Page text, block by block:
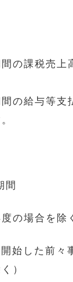
の課税売
の給与等支
間
の場合を
した前々
）